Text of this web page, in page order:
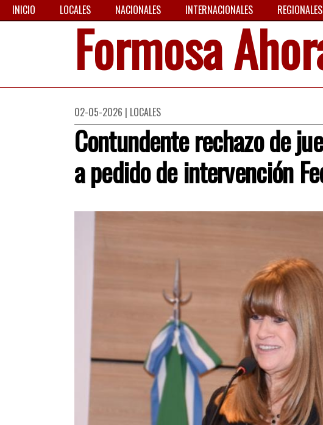
INICIO LOCALES NACIONALES INTERNACIONALES REGIONALES
Formosa
02-05-2026 | LOCALES
Contundente rechazo de
a pedido de intervención